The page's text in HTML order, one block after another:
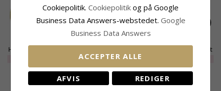
Halvcreoler i forgyldt
messing - Eliné
LIMITED 120,-
Halvcreoler i forgyldt
NYLIGT VISTE PRODUKTER
Cookiepolitik. Cookiepolitik og på Google
Business Data Answers-webstedet. Google
Business Data Answers
ACCEPTER ALLE
AFVIS REDIGER